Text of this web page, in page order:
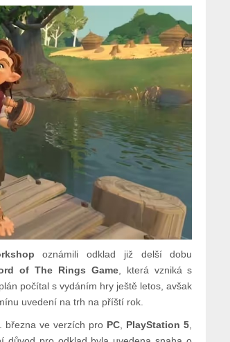
oznámili odklad již delší dobu
of The Rings Game, která vzniká s
počítal s vydáním hry ještě letos, avšak
uvedení na trh na příští rok.
března ve verzích pro PC, PlayStation 5,